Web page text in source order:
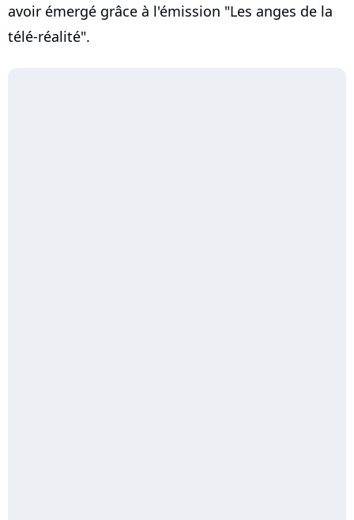
avoir émergé grâce à l'émission "Les anges de la
télé-réalité".